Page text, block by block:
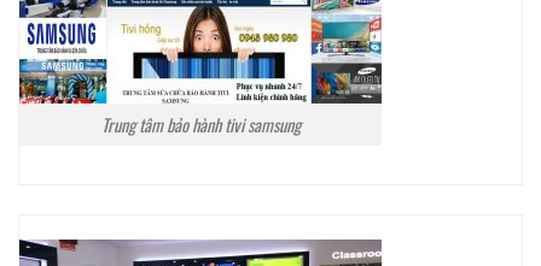
Trung tâm bảo hành tivi samsung